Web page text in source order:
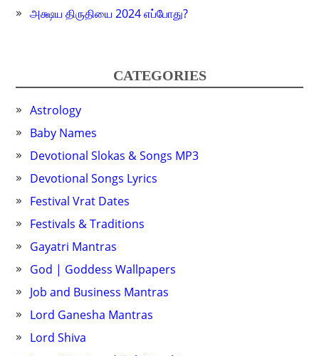
அக்ஷய திருதியை 2024 எப்போது?
CATEGORIES
Astrology
Baby Names
Devotional Slokas & Songs MP3
Devotional Songs Lyrics
Festival Vrat Dates
Festivals & Traditions
Gayatri Mantras
God | Goddess Wallpapers
Job and Business Mantras
Lord Ganesha Mantras
Lord Shiva